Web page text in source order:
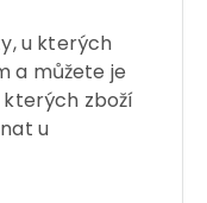
u kterých
a můžete je
zboží
u